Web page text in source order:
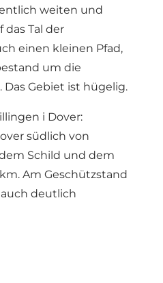
weiten und
Tal der
einen kleinen Pfad,
um die
Das Gebiet ist hügelig.
i Dover:
südlich von
Schild und dem
Am Geschützstand
deutlich